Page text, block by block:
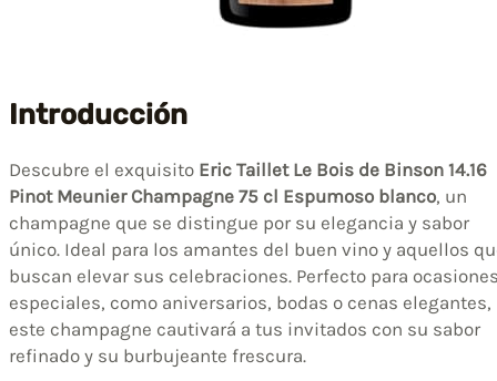
Introducción
Descubre el exquisito Eric Taillet Le Bois de Binson 14.16
Pinot Meunier Champagne 75 cl Espumoso blanco, un
champagne que se distingue por su elegancia y sabor
único. Ideal para los amantes del buen vino y aquellos
buscan elevar sus celebraciones. Perfecto para
especiales, como aniversarios, bodas o cenas elegantes,
este champagne cautivará a tus invitados con su sabor
refinado y su burbujeante frescura.